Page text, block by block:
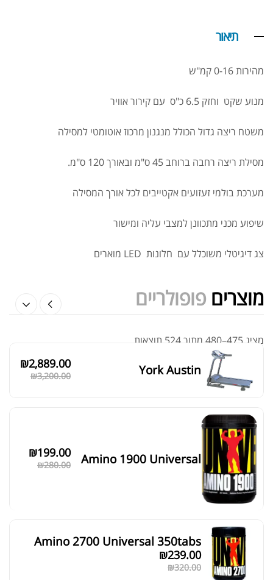
תיאור
מהירות 0-16 קמ"ש
מנוע שקט וחזק 6.5 כ"ס עם קירור אוויר
משטח ריצה גדול הכולל מנגנון מרכוז אוטומטי למסילה
מסילת ריצה רחבה ברוחב 45 ס"מ ובאורך 120 ס"מ.
מערכת בולמי זעזועים אקטייבים לכל אורך המסילה
שיפוע מכני מתכוונן למצבי עליה ומישור
צג דיגיטלי משוכלל עם חלונות LED מוארים
מוצרים פופולריים
מציג 475–480 מתוך 524 תוצאות
סידור ברירת מחדל
₪ 480.00
₪405.00
אבקה לעלייה במסה אקסטרים גיינר |
₪360.00
₪289.00
₪ 210.00
₪169.00
York Austin
₪3,200.00
₪2,889.00
Amino 1900 Universal
₪280.00
₪199.00
Amino 2700 Universal 350tabs
₪320.00
₪239.00